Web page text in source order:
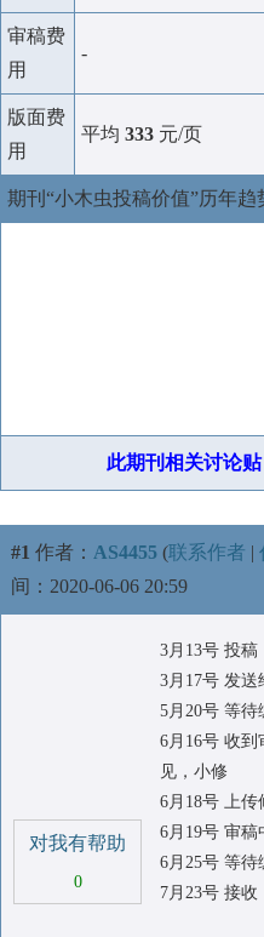
审稿费
用
-
版面费
用
平均 333 元/页
期刊“小木虫投稿价值”历年
此期刊相关讨论贴
#1 作者： AS4455 (联系作者 |
间：2020-06-06 20:59
对我有帮助
0
3月13号 投稿
3月17号 发送
5月20号 等待
6月16号 收到
见，小修
6月18号 上传
6月19号 审稿
6月25号 等待
7月23号 接收